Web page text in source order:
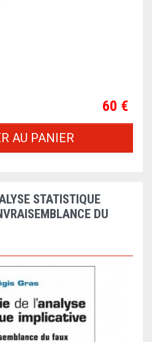
Prix
60 €
AU PANIER
STATISTIQUE
DU